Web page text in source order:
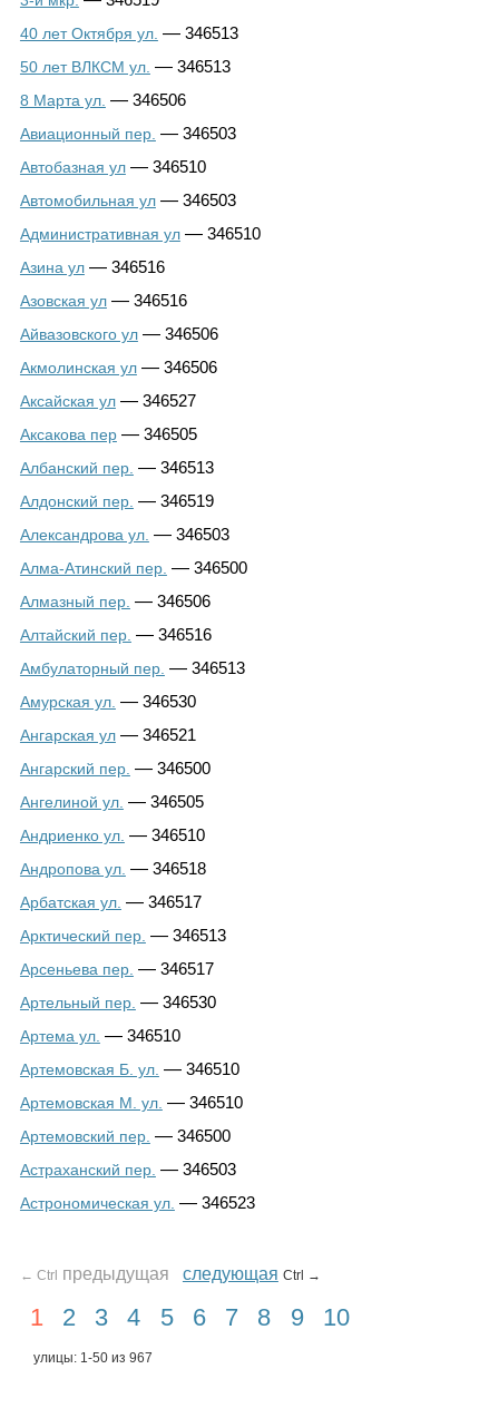
40 лет Октября ул. — 346513
50 лет ВЛКСМ ул. — 346513
8 Марта ул. — 346506
Авиационный пер. — 346503
Автобазная ул— 346510
Автомобильная ул— 346503
Административная ул— 346510
Азина ул— 346516
Азовская ул— 346516
Айвазовского ул— 346506
Акмолинская ул— 346506
Аксайская ул— 346527
Аксакова пер— 346505
Албанский пер. — 346513
Алдонский пер. — 346519
Александрова ул. — 346503
Алма-Атинский пер. — 346500
Алмазный пер. — 346506
Алтайский пер. — 346516
Амбулаторный пер. — 346513
Амурская ул. — 346530
Ангарская ул— 346521
Ангарский пер. — 346500
Ангелиной ул. — 346505
Андриенко ул. — 346510
Андропова ул. — 346518
Арбатская ул. — 346517
Арктический пер. — 346513
Арсеньева пер. — 346517
Артельный пер. — 346530
Артема ул. — 346510
Артемовская Б. ул. — 346510
Артемовская М. ул. — 346510
Артемовский пер. — 346500
Астраханский пер. — 346503
Астрономическая ул. — 346523
← Ctrl предыдущая следующая Ctrl →
1 2 3 4 5 6 7 8 9 10
улицы: 1-50 из 967